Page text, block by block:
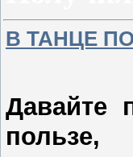
В ТАНЦЕ
Давайте